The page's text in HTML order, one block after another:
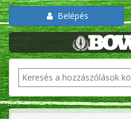
Belépés